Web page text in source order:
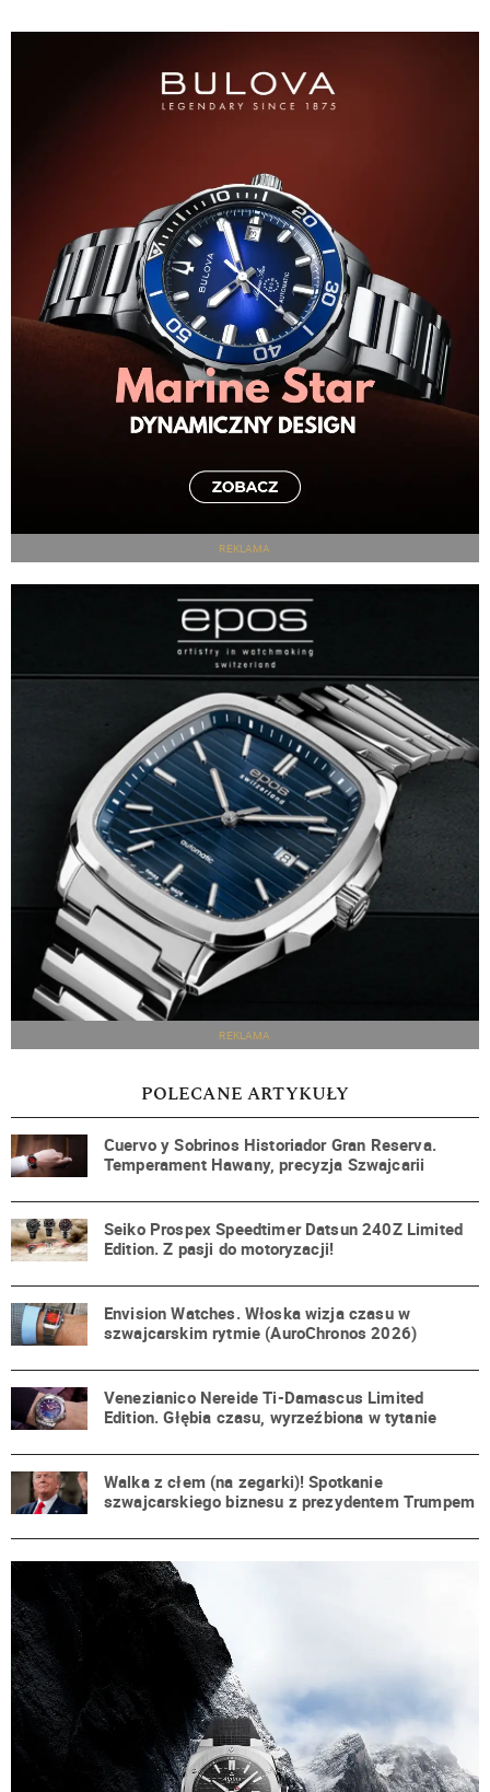
REKLAMA
REKLAMA
POLECANE ARTYKUŁY
Cuervo y Sobrinos Historiador Gran Reserva.
Temperament Hawany, precyzja Szwajcarii
Seiko Prospex Speedtimer Datsun 240Z Limited
Edition. Z pasji do motoryzacji!
Envision Watches. Włoska wizja czasu w
szwajcarskim rytmie (AuroChronos 2026)
Venezianico Nereide Ti-Damascus Limited
Edition. Głębia czasu, wyrzeźbiona w tytanie
Walka z cłem (na zegarki)! Spotkanie
szwajcarskiego biznesu z prezydentem Trumpem